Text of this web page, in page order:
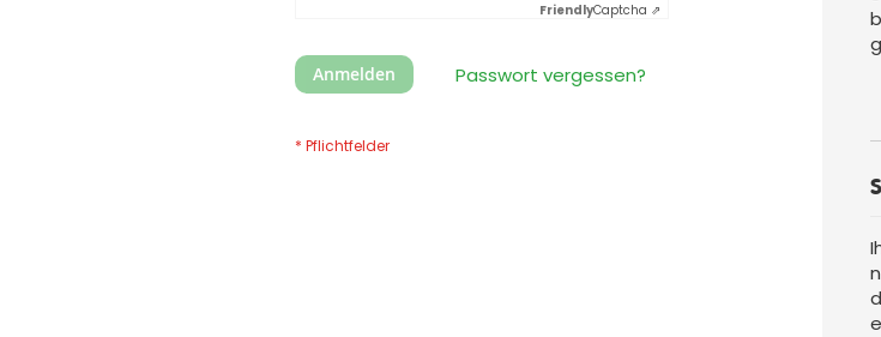
FriendlyCaptcha ⇗
Anmelden Passwort vergessen?